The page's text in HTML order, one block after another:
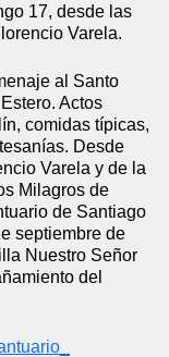
17, desde las
Varela.
al Santo
Actos
comidas típicas,
Desde
Varela y de la
Milagros de
de Santiago
septiembre de
Nuestro Señor
del